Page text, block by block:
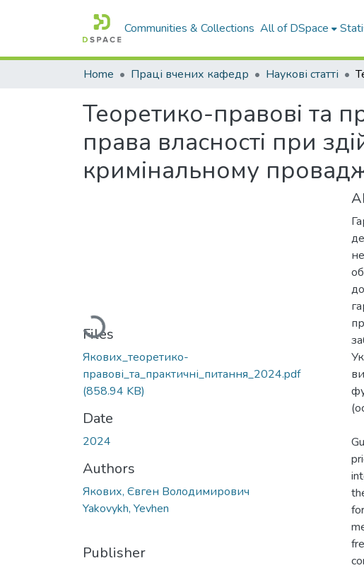
Communities & Collections All of DSpace
Home Праці вчених кафедр Наукові статті
Теоретико-правові та
права власності при
кримінальному
Loading...
Files
Якових_теоретико-
правові_та_практичні_питання_2024.pdf
(858.94 KB)
Date
2024
Authors
Якових, Євген Володимирович
Yakovykh, Yevhen
Publisher